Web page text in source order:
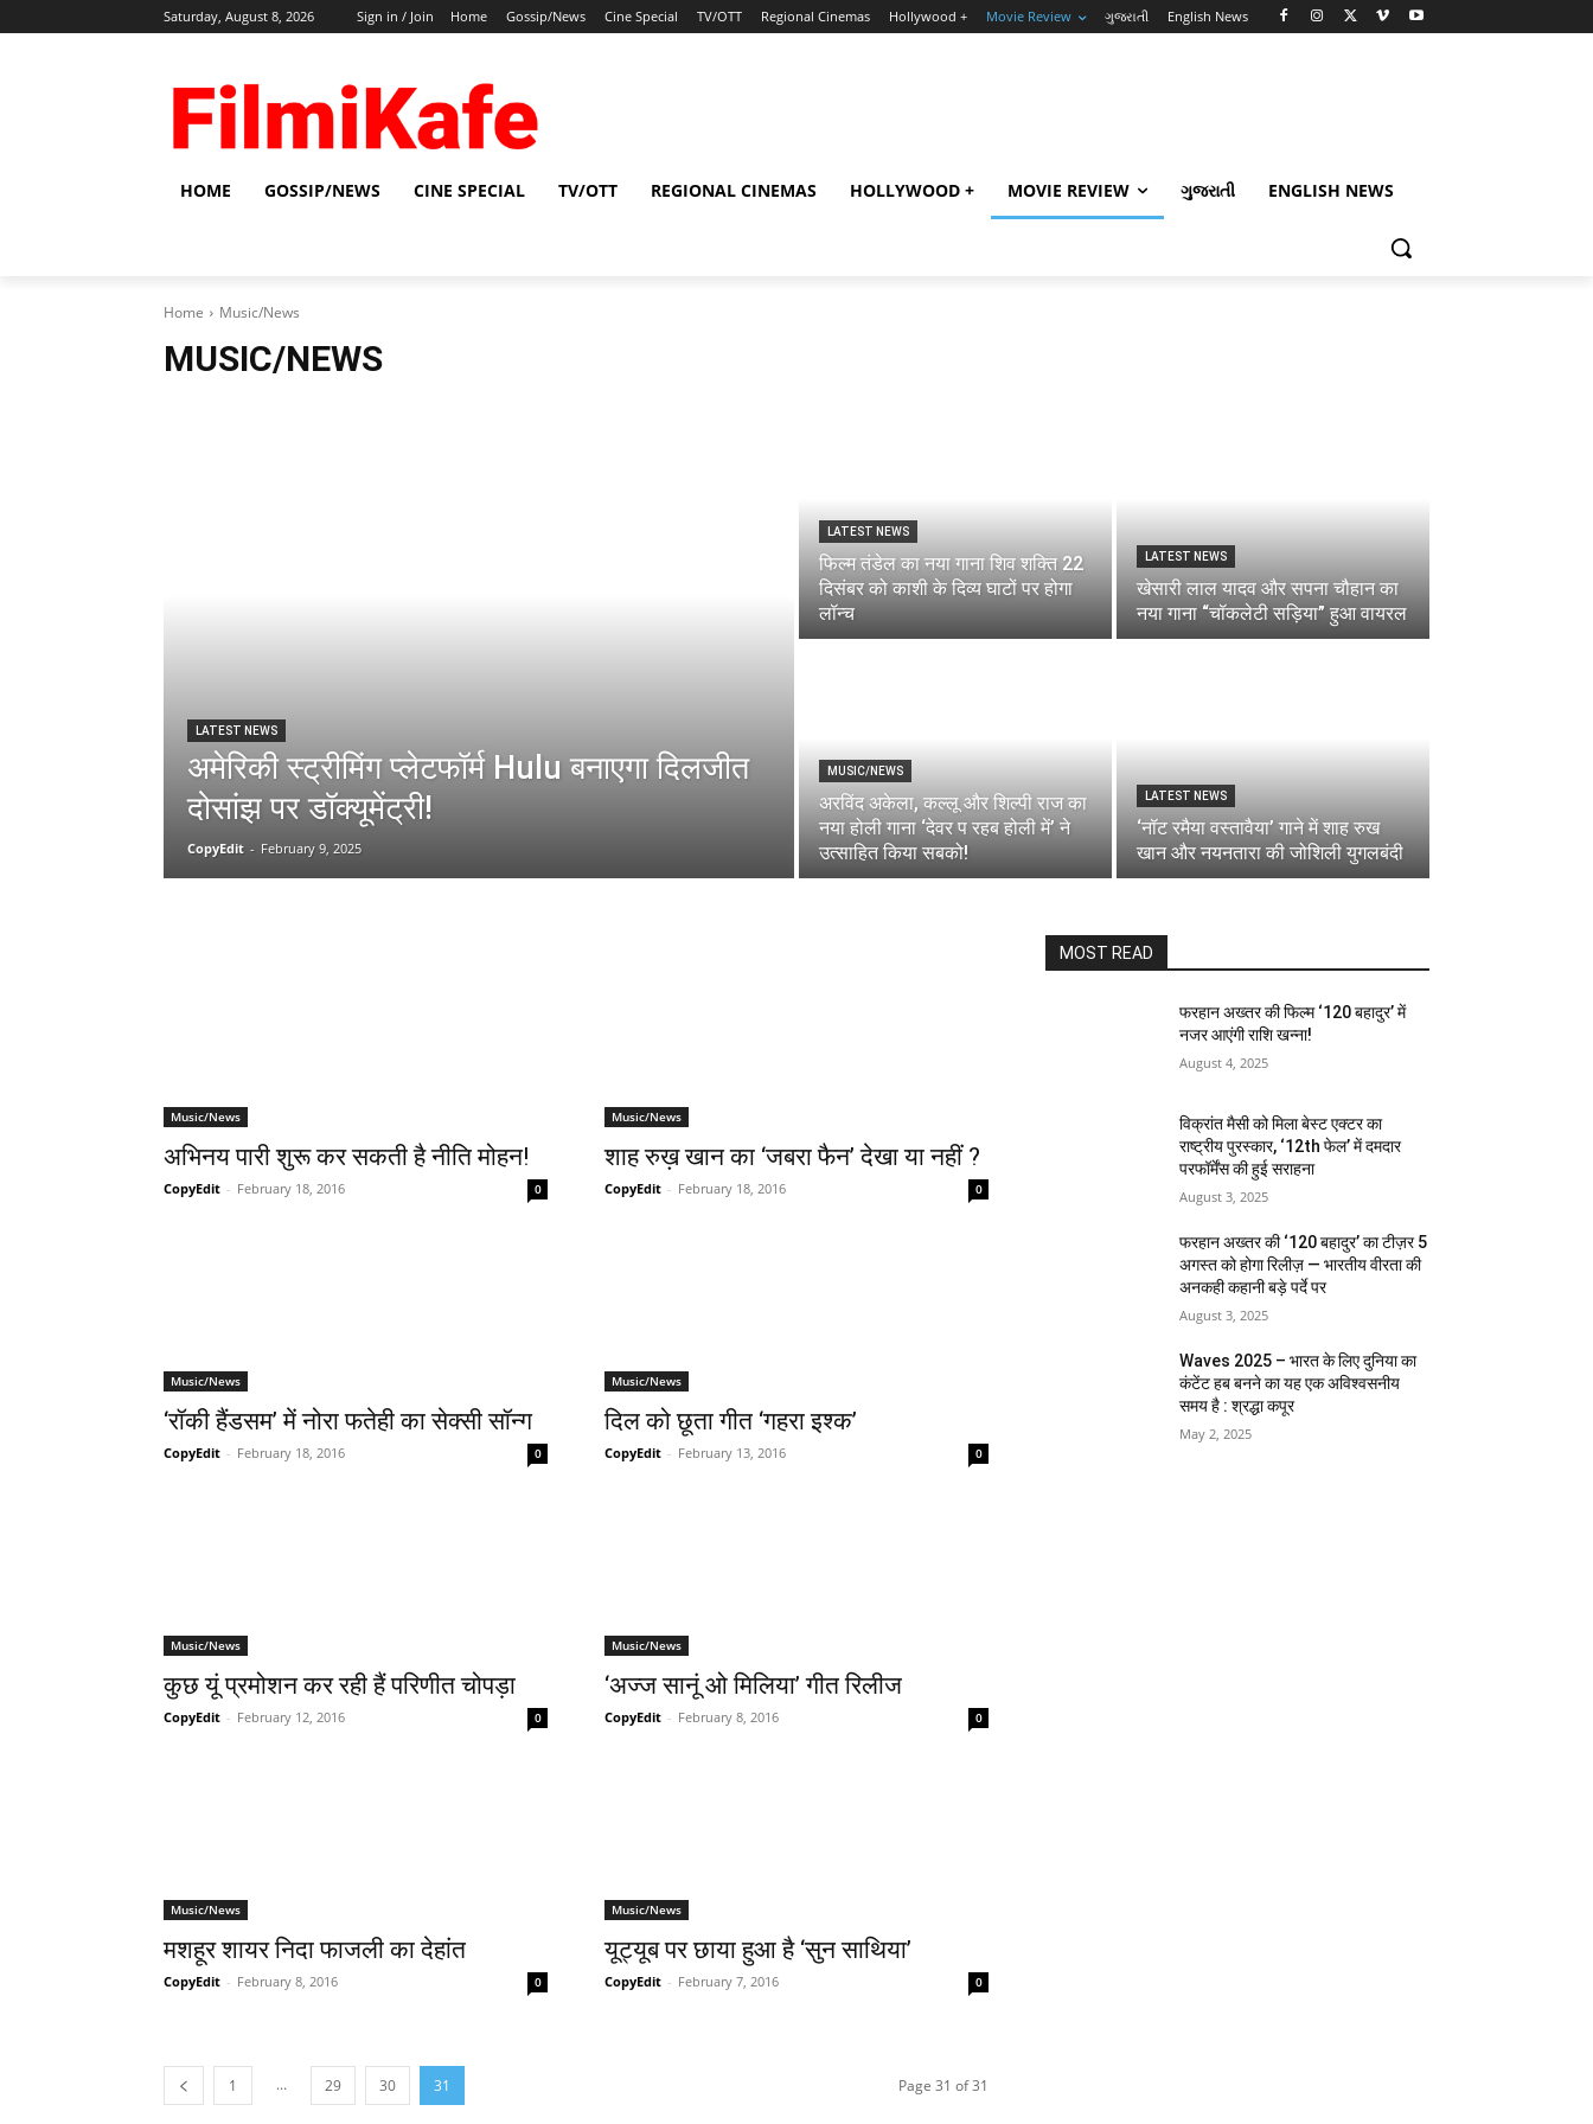
Saturday, August 8, 2026 Sign in / Join Home Gossip/News Cine Special TV/OTT Regional Cinemas Hollywood + Movie Review ગુજરાતી English News
HOME GOSSIP/NEWS CINE SPECIAL TV/OTT REGIONAL CINEMAS HOLLYWOOD + MOVIE REVIEW ગુજરાતી ENGLISH NEWS
Home Music/News
MUSIC/NEWS
LATEST NEWS
अमेरिकी स्ट्रीमिंग प्लेटफॉर्म Hulu बनाएगा दिलजीत
दोसांझ पर डॉक्यूमेंट्री!
CopyEdit - February 9, 2025
LATEST NEWS
फिल्म तंडेल का नया गाना शिव शक्ति 22
दिसंबर को काशी के दिव्य घाटों पर होगा
लॉन्च
LATEST NEWS
खेसारी लाल यादव और सपना चौहान का
नया गाना “चॉकलेटी सड़िया” हुआ वायरल
MUSIC/NEWS
अरविंद अकेला, कल्लू और शिल्पी राज का
नया होली गाना ‘देवर प रहब होली में’ ने
उत्साहित किया सबको!
LATEST NEWS
‘नॉट रमैया वस्तावैया’ गाने में शाह रुख
खान और नयनतारा की जोशिली युगलबंदी
Music/News
अभिनय पारी शुरू कर सकती है नीति मोहन!
CopyEdit - February 18, 2016 0
Music/News
शाह रुख़ खान का ‘जबरा फैन’ देखा या नहीं ?
CopyEdit - February 18, 2016 0
Music/News
‘रॉकी हैंडसम’ में नोरा फतेही का सेक्‍सी सॉन्‍ग
CopyEdit - February 18, 2016 0
Music/News
दिल को छूता गीत ‘गहरा इश्‍क’
CopyEdit - February 13, 2016 0
Music/News
कुछ यूं प्रमोशन कर रही हैं परिणीत चोपड़ा
CopyEdit - February 12, 2016 0
Music/News
‘अज्‍ज सानूं ओ मिलिया’ गीत रिलीज
CopyEdit - February 8, 2016 0
Music/News
मशहूर शायर निदा फाजली का देहांत
CopyEdit - February 8, 2016 0
Music/News
यूट्यूब पर छाया हुआ है ‘सुन साथिया’
CopyEdit - February 7, 2016 0
1 ... 29 30 31 Page 31 of 31
MOST READ
फरहान अख्तर की फिल्म ‘120 बहादुर’ में
नजर आएंगी राशि खन्ना!
August 4, 2025
विक्रांत मैसी को मिला बेस्ट एक्टर का
राष्ट्रीय पुरस्कार, ‘12th फेल’ में दमदार
परफॉर्मेंस की हुई सराहना
August 3, 2025
फरहान अख्तर की ‘120 बहादुर’ का टीज़र 5
अगस्त को होगा रिलीज़ — भारतीय वीरता की
अनकही कहानी बड़े पर्दे पर
August 3, 2025
Waves 2025 – भारत के लिए दुनिया का
कंटेंट हब बनने का यह एक अविश्वसनीय
समय है : श्रद्धा कपूर
May 2, 2025